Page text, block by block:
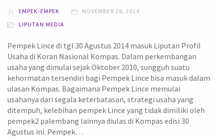
EMPEK-EMPEK
NOVEMBER 28, 2014
LIPUTAN MEDIA
Pempek Lince di tgl 30 Agustus 2014 masuk Liputan Profil
Usaha di Koran Nasional Kompas. Dalam perkembangan
usaha yang dimulai sejak Oktober 2010, sungguh suatu
kehormatan tersendiri bagi Pempek Lince bisa masuk dalam
ulasan Kompas. Bagaimana Pempek Lince memulai
usahanya dari segala keterbatasan, strategi usaha yang
ditempuh, kelebihan pempek Lince yang tidak dimiliki oleh
pempek2 palembang lainnya diulas di Kompas edisi 30
Agustus ini. Pempek…